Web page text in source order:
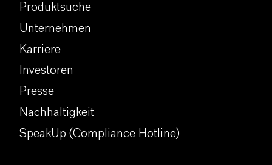
Produktsuche
Unternehmen
Karriere
Investoren
Presse
Nachhaltigkeit
SpeakUp (Compliance Hotline)